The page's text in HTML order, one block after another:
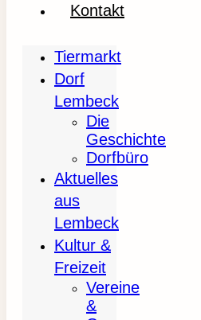
Kontakt
Tiermarkt
Dorf
Lembeck
Die
Geschichte
Dorfbüro
Aktuelles
aus
Lembeck
Kultur &
Freizeit
Vereine
&